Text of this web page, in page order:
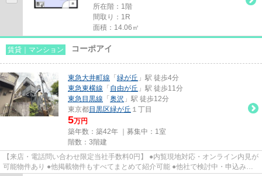
所在階：1階
間取り：1R
面積：14.06㎡
賃貸｜マンション コーポアイ
東急大井町線 「 緑が丘 」駅 徒歩4分
東急東横線 「 自由が丘 」駅 徒歩11分
東急目黒線 「 奥沢 」駅 徒歩12分
東京都目黒区緑が丘 １丁目
5万円
築年数：築42年 ｜募集中： 1室
階数：3階建
【来店・電話問い合わせ限定当社手数料0円】 ●内覧現地対応・オンライン内見が
可能物件あり ●他掲載物件もすべてまとめて紹介可能 ●他社で検討中・申込み済